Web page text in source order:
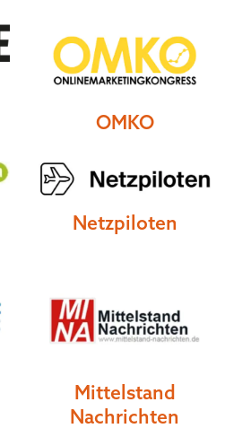
OMKO
Netzpiloten
Mittelstand
Nachrichten